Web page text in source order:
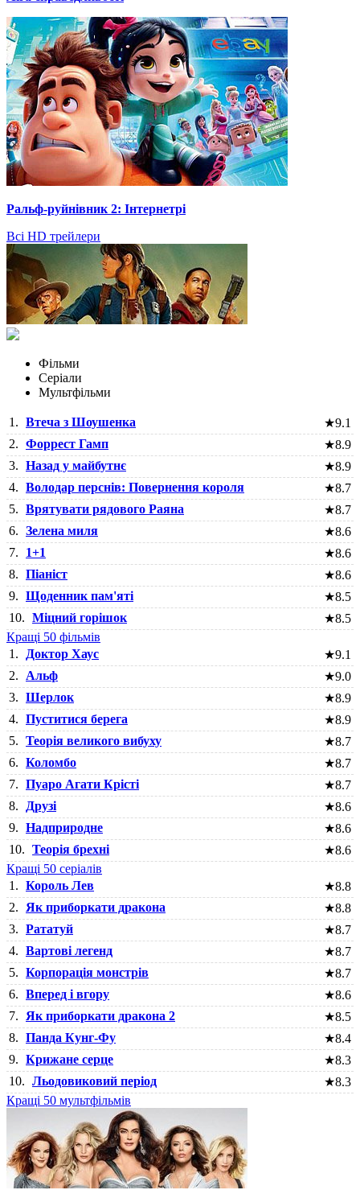
Ральф-руйнівник 2: Інтернетрі
Всі HD трейлери
Фільми
Серіали
Мультфільми
1. Втеча з Шоушенка ★9.1
2. Форрест Гамп ★8.9
3. Назад у майбутнє ★8.9
4. Володар перснів: Повернення короля ★8.7
5. Врятувати рядового Раяна ★8.7
6. Зелена миля ★8.6
7.
1+1 ★8.6
8. Піаніст ★8.6
9. Щоденник пам'яті ★8.5
10. Міцний горішок ★8.5
Кращі 50 фільмів
1.
Доктор Хаус ★9.1
2.
Альф ★9.0
3. Шерлок ★8.9
4. Пуститися берега ★8.9
5. Теорія великого вибуху ★8.7
6. Коломбо ★8.7
7. Пуаро Агати Крісті ★8.7
8.
Друзі ★8.6
9. Надприродне ★8.6
10. Теорія брехні ★8.6
Кращі 50 серіалів
1. Король Лев ★8.8
2.
Як приборкати дракона ★8.8
3. Рататуй ★8.7
4. Вартові легенд ★8.7
5. Корпорація монстрів ★8.7
6. Вперед і вгору ★8.6
7.
Як приборкати дракона 2 ★8.5
8. Панда Кунг-Фу ★8.4
9. Крижане серце ★8.3
10. Льодовиковий період ★8.3
Кращі 50 мультфільмів